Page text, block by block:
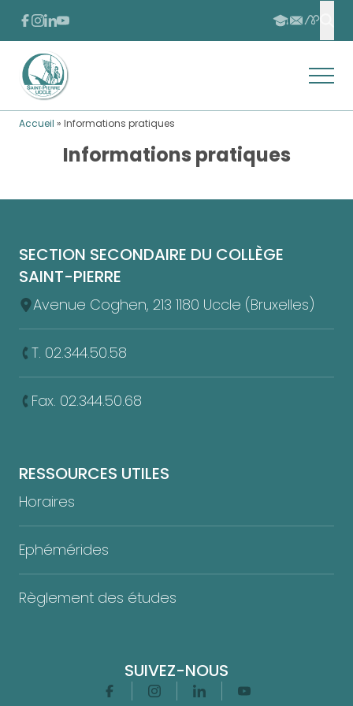
Passer au contenu Passer au pied de page
FACEBOOK
INSTAGRAM
LINKEDIN
YOUTUBE INSCRIPTIONS
CONTACT
Retour à l'accueil
Accueil » Informations pratiques
Informations pratiques
SECTION SECONDAIRE DU COLLÈGE
SAINT-PIERRE
Avenue Coghen, 213 1180 Uccle (Bruxelles)
T. 02.344.50.58
Fax. 02.344.50.68
RESSOURCES UTILES
Horaires
Ephémérides
Règlement des études
SUIVEZ-NOUS
FacebookInstagramLinkedinYoutube